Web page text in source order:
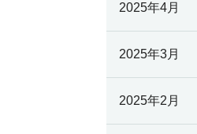
2025年4月
2025年3月
2025年2月